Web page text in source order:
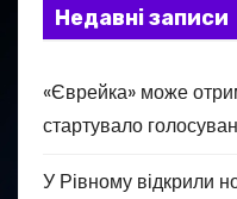
Недавні записи
«Єврейка» може
стартувало
У Рівному відкрили